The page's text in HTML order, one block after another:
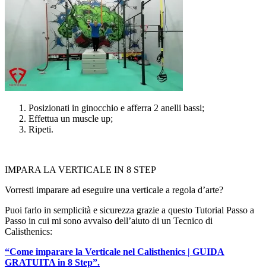
Posizionati in ginocchio e afferra 2 anelli bassi;
Effettua un muscle up;
Ripeti.
IMPARA LA VERTICALE IN 8 STEP
Vorresti imparare ad eseguire una verticale a regola d’arte?
Puoi farlo in semplicità e sicurezza grazie a questo Tutorial Passo a
Passo in cui mi sono avvalso dell’aiuto di un Tecnico di
Calisthenics:
“Come imparare la Verticale nel Calisthenics | GUIDA
GRATUITA in 8 Step”.